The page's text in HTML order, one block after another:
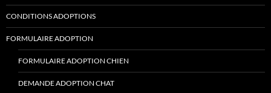
CONDITIONS ADOPTIONS
FORMULAIRE ADOPTION
FORMULAIRE ADOPTION CHIEN
DEMANDE ADOPTION CHAT